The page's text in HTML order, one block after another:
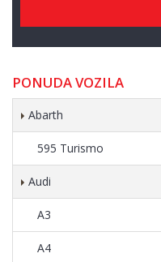
PONUDA VOZILA
Abarth
595 Turismo
Audi
A3
A4